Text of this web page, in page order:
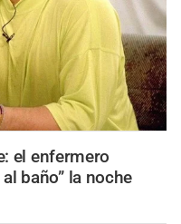
el enfermero
baño” la noche